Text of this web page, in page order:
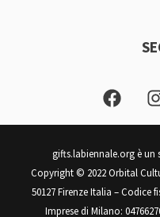
F
a
c
b
o
o
I
r
gifts.labiennale.org è un
Copyright © 2022 Orbital
50127 Firenze Italia – Codice
Imprese di Milano: